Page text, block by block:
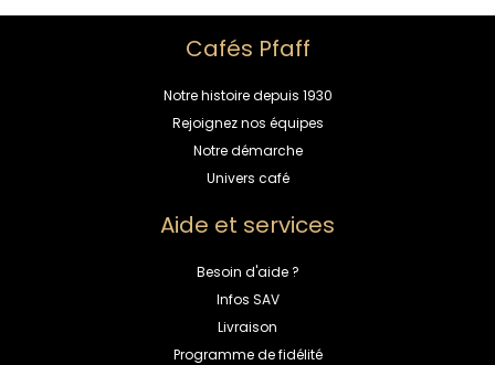
Cafés Pfaff
Notre histoire depuis 1930
Rejoignez nos équipes
Notre démarche
Univers café
Aide et services
Besoin d'aide ?
Infos SAV
Livraison
Programme de fidélité